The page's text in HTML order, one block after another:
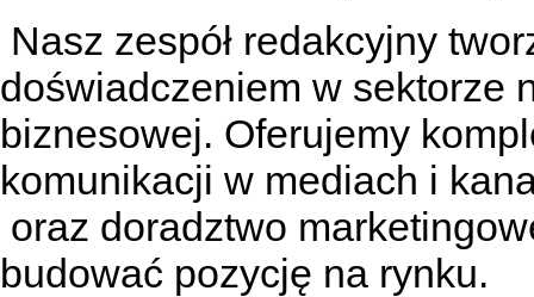
Nasz zespół redakcyjny
doświadczeniem w sektorze
biznesowej. Oferujemy
komunikacji w mediach i
oraz doradztwo
budować pozycję na rynku.